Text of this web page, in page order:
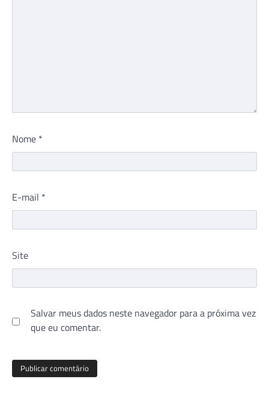
Nome *
E-mail *
Site
Salvar meus dados neste navegador para a próxima vez
que eu comentar.